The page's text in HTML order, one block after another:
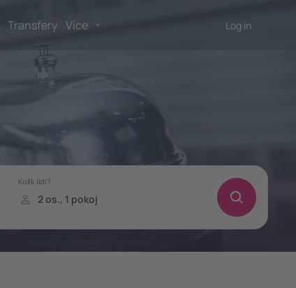
Transfery Více Log in